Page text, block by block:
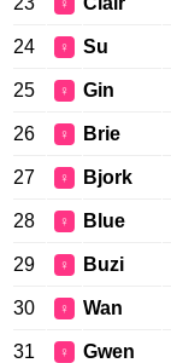
♀
24 ♀ Su
25 ♀ Gin
26 ♀ Brie
27 ♀ Bjork
28 ♀ Blue
29 ♀ Buzi
30 ♀ Wan
31 ♀ Gwen